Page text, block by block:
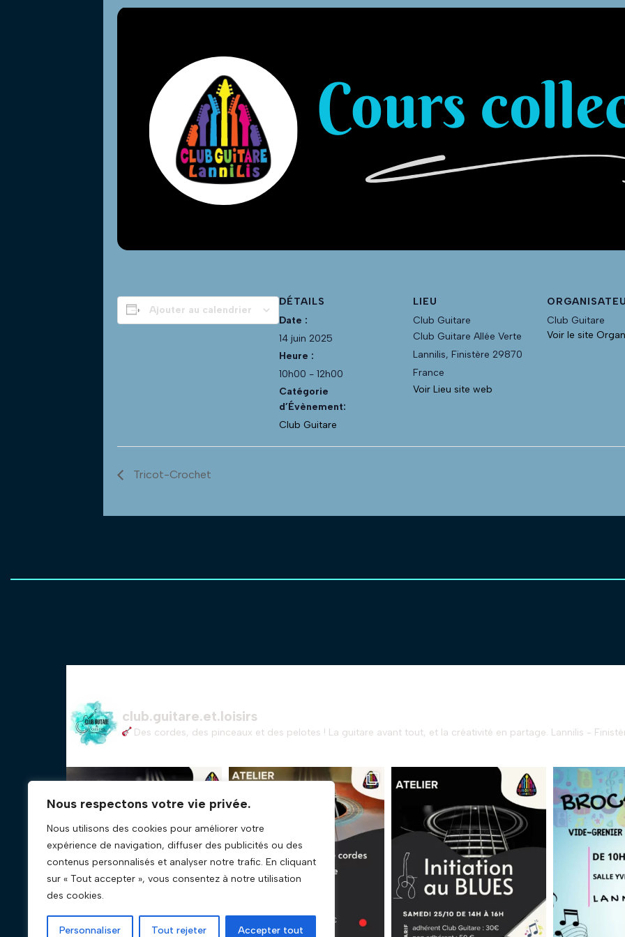
Nous respectons votre vie privée.
Nous utilisons des cookies pour améliorer votre
expérience de navigation, diffuser des publicités ou des
contenus personnalisés et analyser notre trafic. En cliquant
sur « Tout accepter », vous consentez à notre utilisation
des cookies.
Personnaliser Tout rejeter Accepter tout
Ajouter au calendrier
DÉTAILS
Date :
14 juin 2025
Heure :
10h00 - 12h00
Catégorie
d’Évènement:
Club Guitare
LIEU
Club Guitare
Club Guitare Allée Verte
Lannilis, Finistère 29870
France
Voir Lieu site web
Club Guitare
Voir le site
Tricot-Crochet
club.guitare.et.loisirs
Des cordes, des pinceaux et des pelotes ! La guitare avant tout, et la créativité en partage. Lannilis -